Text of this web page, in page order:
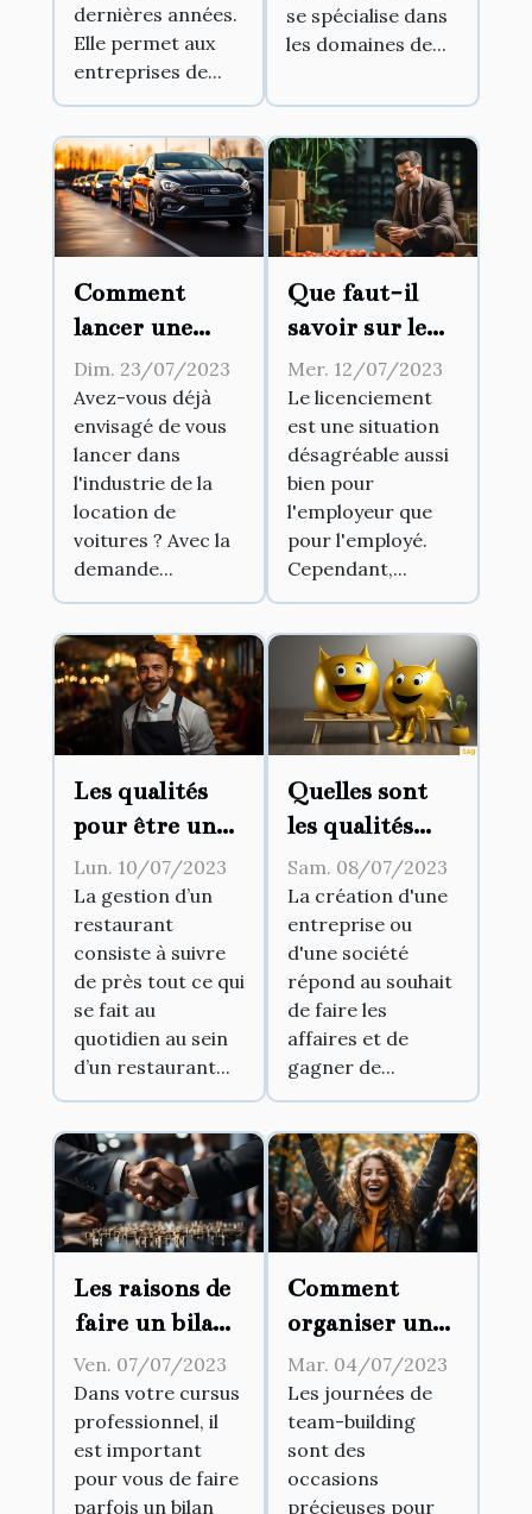
dernières années.
Elle permet aux
entreprises de...
se spécialise dans
les domaines de...
Comment
lancer une
entreprise de
location
automobile ?
Dim. 23/07/2023
Avez-vous déjà
envisagé de vous
lancer dans
l'industrie de la
location de
voitures ? Avec la
demande...
Que faut-il
savoir sur le
licenciement
abusif ?
Mer. 12/07/2023
Le licenciement
est une situation
désagréable aussi
bien pour
l'employeur que
pour l'employé.
Cependant,...
Les qualités
pour être un
bon gérant de
restaurant
Lun. 10/07/2023
La gestion d’un
restaurant
consiste à suivre
de près tout ce qui
se fait au
quotidien au sein
d’un restaurant...
Quelles sont
les qualités
requises pour
devenir un
bon manager ?
Sam. 08/07/2023
La création d'une
entreprise ou
d'une société
répond au souhait
de faire les
affaires et de
gagner de...
Les raisons de
faire un bilan
de
compétences
et comment le
faire
Ven. 07/07/2023
Dans votre cursus
professionnel, il
est important
pour vous de faire
parfois un bilan
Comment
organiser une
journée de
team-building
réussie ?
Mar. 04/07/2023
Les journées de
team-building
sont des
occasions
précieuses pour